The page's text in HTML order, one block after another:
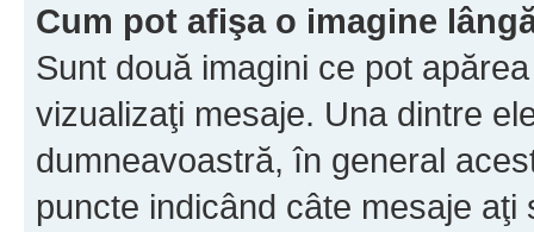
Cum pot afişa o imagine
Sunt două imagini ce pot
vizualizaţi mesaje. Una dintre
dumneavoastră, în general
puncte indicând câte mesaje